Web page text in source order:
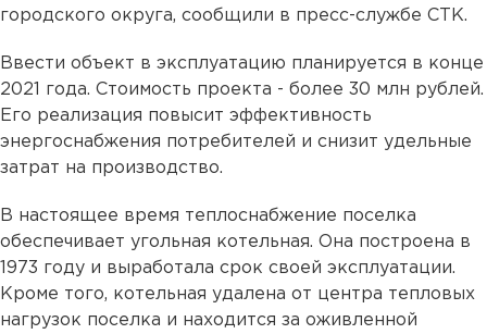
городского округа, сообщили в пресс-службе СТК.
Ввести объект в эксплуатацию планируется в конце
2021 года. Стоимость проекта - более 30 млн рублей.
Его реализация повысит эффективность
энергоснабжения потребителей и снизит удельные
затрат на производство.
В настоящее время теплоснабжение поселка
обеспечивает угольная котельная. Она построена в
1973 году и выработала срок своей эксплуатации.
Кроме того, котельная удалена от центра тепловых
нагрузок поселка и находится за оживленной